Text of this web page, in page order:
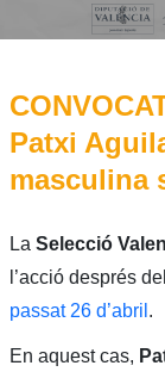
Patxi
masculina
La Selecció
l’acció després del
passat 26 d’abril .
En aquest cas,